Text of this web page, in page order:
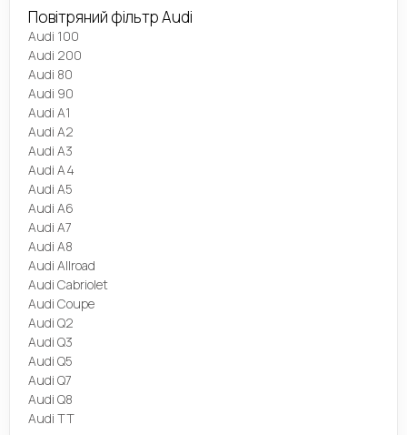
Повітряний фільтр Audi
Audi 100
Audi 200
Audi 80
Audi 90
Audi A1
Audi A2
Audi A3
Audi A4
Audi A5
Audi A6
Audi A7
Audi A8
Audi Allroad
Audi Cabriolet
Audi Coupe
Audi Q2
Audi Q3
Audi Q5
Audi Q7
Audi Q8
Audi TT